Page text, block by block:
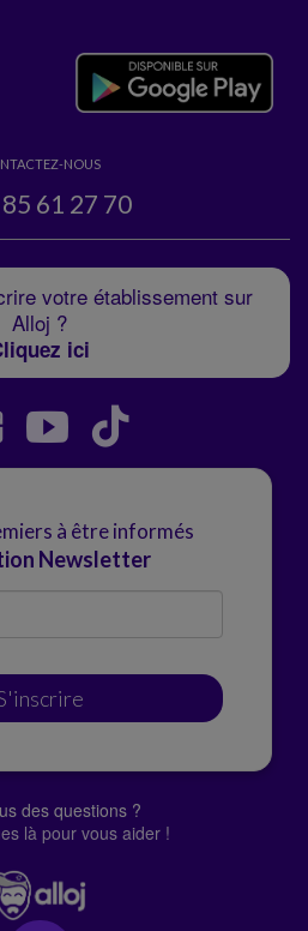
NOUS
61 27 70
votre établissement sur
Alloj ?
ici
à être informés
Newsletter
des questions ?
là pour vous aider !